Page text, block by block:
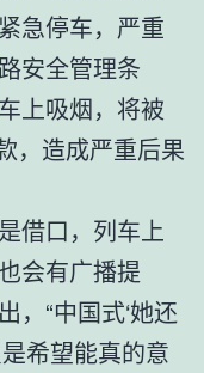
急停车，严重
安全管理条
上吸烟，将被
，造成严重后果
借口，列车上
会有广播提
，“中国式‘她还
希望能真的意